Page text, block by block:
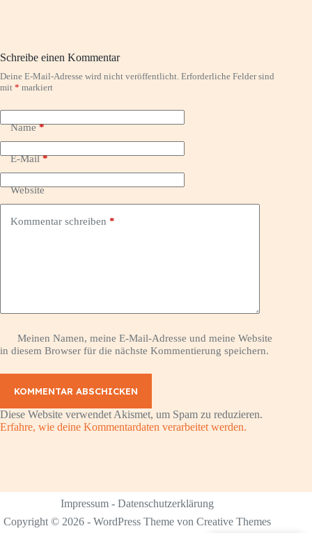
Schreibe einen Kommentar
Deine E-Mail-Adresse wird nicht veröffentlicht. Erforderliche Felder sind
mit * markiert
Name*
E-Mail*
Website
Kommentar schreiben *
Meinen Namen, meine E-Mail-Adresse und meine Website
in diesem Browser für die nächste Kommentierung speichern.
KOMMENTAR ABSCHICKEN
Diese Website verwendet Akismet, um Spam zu reduzieren.
Erfahre, wie deine Kommentardaten verarbeitet werden.
Impressum -Datenschutzerklärung
Copyright © 2026 - WordPress Theme vonCreative Themes